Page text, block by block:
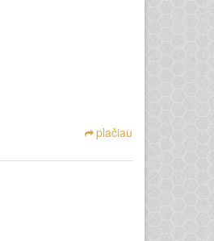
plačiau